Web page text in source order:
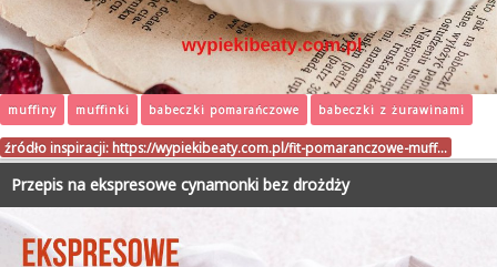
muffiny muffinki babeczki pomarańczowe babeczki z żurawinami
źródło inspiracji: https://wypiekibeaty.com.pl/fit-pomaranczowe-muff…
Przepis na ekspresowe cynamonki bez drożdży